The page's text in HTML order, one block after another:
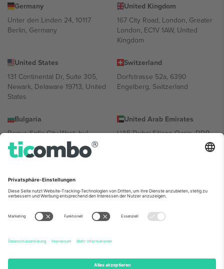
Germany
Unter den Linden 24, 10117
Berlin, Germany
United Kingdom
167 City Road, London, Greater
London, EC1V 1AW, United
Kingdom
United States
131 Continental Dr, Suite 305,
Newark, Delaware 19713, United
States
Switzerland
Dorfstrasse 52a, 6390
Engelberg, Switzerland
Bulgaria
Regus Sofia City West, bul
Totleben 53-55, 1606 Sofia,
Bulgaria
United Arab Emirates
UAE Dubai Silicon Oasis, DDP
Building A1, Office 302, Dubai,
Mexico
Av Chapultepec 360, Roma
Norte, Cuauhtémoc, 06700
Ciudad de México, CDMX,
Mexico
Die juristische Person des Plattformanbieters kann je nach
Informationen finden Sie auf der jeweiligen Veranstaltungsseite, im